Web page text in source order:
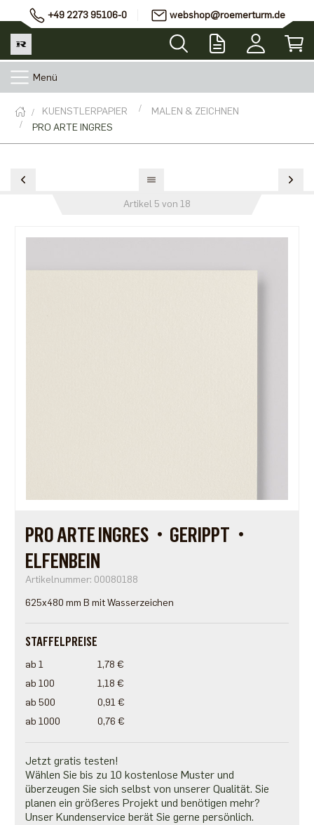
+49 2273 95106-0 webshop@roemerturm.de
Menü
KUENSTLERPAPIER
MALEN & ZEICHNEN
PRO ARTE INGRES
Artikel 5 von 18
PRO ARTE INGRES・GERIPPT・
ELFENBEIN
Artikelnummer: 00080188
625x480 mm B mit Wasserzeichen
STAFFELPREISE
ab 1
1,78 €
ab 100
1,18 €
ab 500
0,91 €
ab 1000
0,76 €
Jetzt gratis testen!
Wählen Sie bis zu 10 kostenlose Muster und
überzeugen Sie sich selbst von unserer Qualität. Sie
planen ein größeres Projekt und benötigen mehr?
Unser Kundenservice berät Sie gerne persönlich.